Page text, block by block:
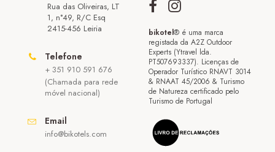
Rua das Oliveiras, LT
1, n°49, R/C Esq
2415-456 Leiria
Telefone
+ 351 910 591 676
(Chamada para rede
móvel nacional)
Email
info@bikotels.com
bikotel® é uma marca
registada da A2Z Outdoor
Experts (Ytravel lda.
PT507693337). Licenças de
Operador Turístico RNAVT 3014
& RNAAT 45/2006 & Turismo
de Natureza certificado pelo
Turismo de Portugal